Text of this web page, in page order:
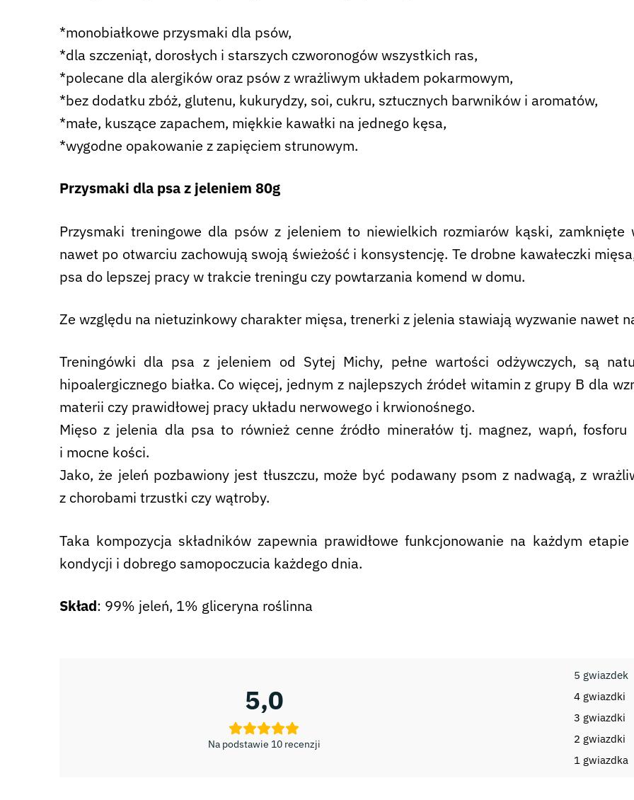
*monobiałkowe przysmaki dla psów,
*dla szczeniąt, dorosłych i starszych czworonogów wszystkich ras,
*polecane dla alergików oraz psów z wrażliwym układem pokarmowym,
*bez dodatku zbóż, glutenu, kukurydzy, soi, cukru, sztucznych barwników i aromatów,
*małe, kuszące zapachem, miękkie kawałki na jednego kęsa,
*wygodne opakowanie z zapięciem strunowym.
Przysmaki dla psa z jeleniem 80g
Przysmaki treningowe dla psów z jeleniem to niewielkich rozmiarów kąski, zamknięte
nawet po otwarciu zachowują swoją świeżość i konsystencję. Te drobne kawałeczki
psa do lepszej pracy w trakcie treningu czy powtarzania komend w domu.
Ze względu na nietuzinkowy charakter mięsa, trenerki z jelenia stawiają wyzwanie nawet
Treningówki dla psa z jeleniem od Sytej Michy, pełne wartości odżywczych, są
hipoalergicznego białka. Co więcej, jednym z najlepszych źródeł witamin z grupy B dla
materii czy prawidłowej pracy układu nerwowego i krwionośnego.
Mięso z jelenia dla psa to również cenne źródło minerałów tj. magnez, wapń,
i mocne kości.
Jako, że jeleń pozbawiony jest tłuszczu, może być podawany psom z nadwagą, z
z chorobami trzustki czy wątroby.
Taka kompozycja składników zapewnia prawidłowe funkcjonowanie na każdym
kondycji i dobrego samopoczucia każdego dnia.
Skład: 99% jeleń, 1% gliceryna roślinna
5,0
Na podstawie 10 recenzji
5 gwiazdek
4 gwiazdki
3 gwiazdki
2 gwiazdki
1 gwiazdka